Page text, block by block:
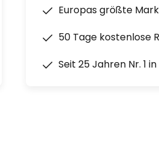
Europas größte
50 Tage kostenlose
Seit 25 Jahren Nr. 1